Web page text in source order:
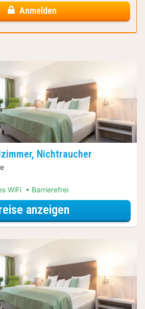
Anmelden
Nichtraucher
WiFi Barrierefrei
anzeigen